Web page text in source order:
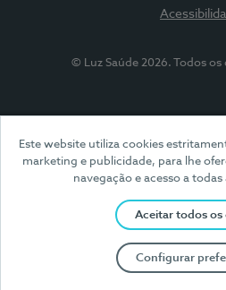
Este website utiliza cookies
marketing e publicidade, para lhe
navegação e acesso a
Aceitar todos os
Configurar
© Luz Saúde 2026. Todos